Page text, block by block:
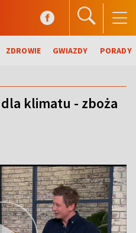
ZDROWIE GWIAZDY PORADY
klimatu - zboża